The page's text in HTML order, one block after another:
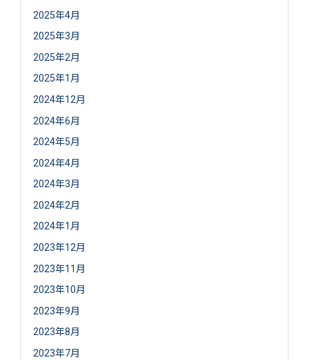
2025年4月
2025年3月
2025年2月
2025年1月
2024年12月
2024年6月
2024年5月
2024年4月
2024年3月
2024年2月
2024年1月
2023年12月
2023年11月
2023年10月
2023年9月
2023年8月
2023年7月